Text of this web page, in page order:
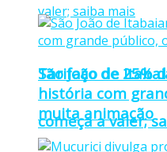
Tarifaço de 25%
começa a valer;
São João de
história com
muita animação